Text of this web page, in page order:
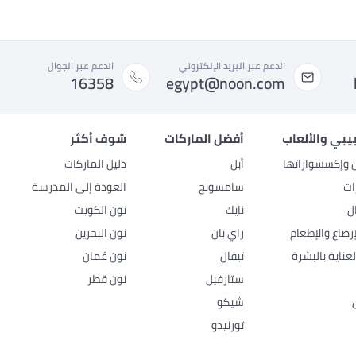
الدعم عبر البريد الإلكتروني
egypt@noon.com
الدعم عبر الجوال
16358
والألعاب
وإكسسواراتها
والإطعام
بالبشرة
أفضل الماركات
أبل
سامسونج
نايك
راي بان
تيفال
ستارفيل
شيكو
تورنيدو
شوف أكثر
دليل الماركات
العودة إلى المدرسة
نون الكويت
نون البحرين
نون عُمان
نون قطر